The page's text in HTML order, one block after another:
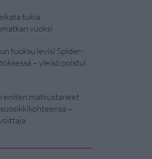
tukia
vuoksi
tuoksu levisi Spider-
– yleisö poistui
eniten matkustaneet
–